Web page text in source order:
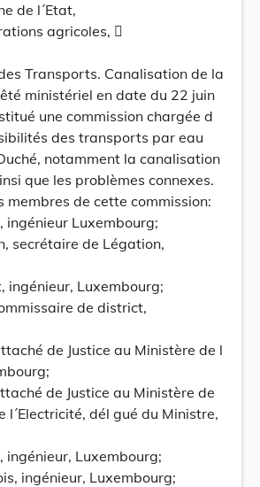
de l´Etat,
agricoles, 
Transports. Canalisation de la
ministériel en date du 22 juin
une commission chargée d
des transports par eau
notamment la canalisation
que les problèmes connexes.
membres de cette commission:
ingénieur Luxembourg;
secrétaire de Légation,
ingénieur, Luxembourg;
de district,
de Justice au Ministère de l
de Justice au Ministère de
l´Electricité, dél gué du Ministre,
ingénieur, Luxembourg;
ingénieur, Luxembourg;